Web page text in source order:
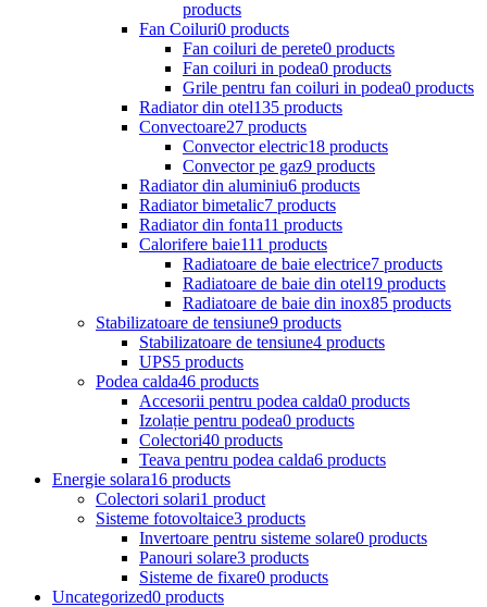
products
Fan Coiluri0 products
Fan coiluri de perete0 products
Fan coiluri in podea0 products
Grile pentru fan coiluri in podea0 products
Radiator din otel135 products
Convectoare27 products
Convector electric18 products
Convector pe gaz9 products
Radiator din aluminiu6 products
Radiator bimetalic7 products
Radiator din fonta11 products
Calorifere baie111 products
Radiatoare de baie electrice7 products
Radiatoare de baie din otel19 products
Radiatoare de baie din inox85 products
Stabilizatoare de tensiune9 products
Stabilizatoare de tensiune4 products
UPS5 products
Podea calda46 products
Accesorii pentru podea calda0 products
Izolație pentru podea0 products
Colectori40 products
Teava pentru podea calda6 products
Energie solara16 products
Colectori solari1 product
Sisteme fotovoltaice3 products
Invertoare pentru sisteme solare0 products
Panouri solare3 products
Sisteme de fixare0 products
Uncategorized0 products